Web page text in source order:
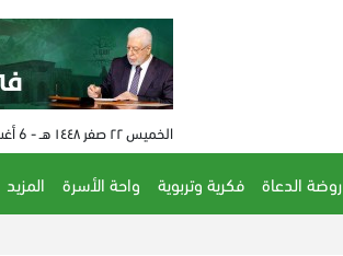
الخميس ٢٢ صفر ١٤٤٨ هـ - 6 أغسطس 2026 م - الساعة 01:14 م
روضة الدعاة فكرية وتربوية واحة الأسرة
المزيد